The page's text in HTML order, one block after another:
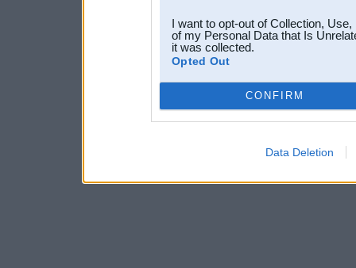
I want to opt-out of Collection,
of my Personal Data that Is
it was collected.
Opted Out
CONFIRM
Data Deletion